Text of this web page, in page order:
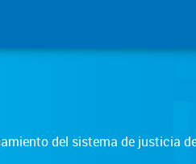
del sistema de justicia